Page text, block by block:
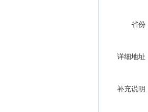
省份
详细地址
补充说明